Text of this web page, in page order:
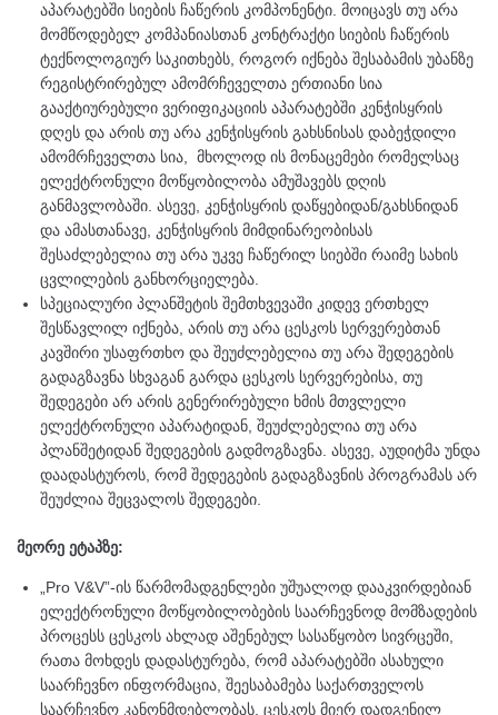
აპარატებში სიების ჩაწერის კომპონენტი. მოიცავს თუ არა
მომწოდებელ კომპანიასთან კონტრაქტი სიების ჩაწერის
ტექნოლოგიურ საკითხებს, როგორ იქნება შესაბამის უბანზე
რეგისტრირებულ ამომრჩეველთა ერთიანი სია
გააქტიურებული ვერიფიკაციის აპარატებში კენჭისყრის
დღეს და არის თუ არა კენჭისყრის გახსნისას დაბეჭდილი
ამომრჩეველთა სია, მხოლოდ ის მონაცემები რომელსაც
ელექტრონული მოწყობილობა ამუშავებს დღის
განმავლობაში. ასევე, კენჭისყრის დაწყებიდან/გახსნიდან
და ამასთანავე, კენჭისყრის მიმდინარეობისას
შესაძლებელია თუ არა უკვე ჩაწერილ სიებში რაიმე სახის
ცვლილების განხორციელება.
სპეციალური პლანშეტის შემთხვევაში კიდევ ერთხელ
შესწავლილ იქნება, არის თუ არა ცესკოს სერვერებთან
კავშირი უსაფრთხო და შეუძლებელია თუ არა შედეგების
გადაგზავნა სხვაგან გარდა ცესკოს სერვერებისა, თუ
შედეგები არ არის გენერირებული ხმის მთვლელი
ელექტრონული აპარატიდან, შეუძლებელია თუ არა
პლანშეტიდან შედეგების გადმოგზავნა. ასევე, აუდიტმა უნდა
დაადასტუროს, რომ შედეგების გადაგზავნის პროგრამას არ
შეუძლია შეცვალოს შედეგები.
მეორე ეტაპზე:
„Pro V&V”-ის წარმომადგენლები უშუალოდ დააკვირდებიან
ელექტრონული მოწყობილობების საარჩევნოდ მომზადების
პროცესს ცესკოს ახლად აშენებულ სასაწყობო სივრცეში,
რათა მოხდეს დადასტურება, რომ აპარატებში ასახული
საარჩევნო ინფორმაცია, შეესაბამება საქართველოს
საარჩევნო კანონმდებლობას, ცესკოს მიერ დადგენილ